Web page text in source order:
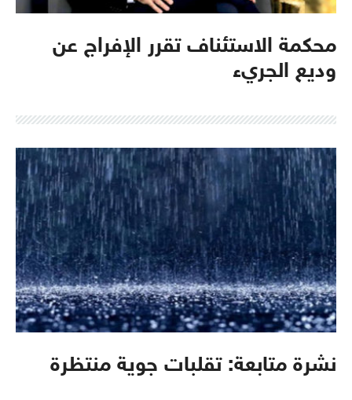
محكمة الاستئناف تقرر الإفراج عن
وديع الجريء
نشرة متابعة: تقلبات جوية منتظرة